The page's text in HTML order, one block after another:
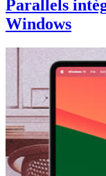
Parallels
Windows